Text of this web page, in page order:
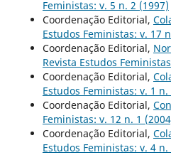
Feministas: v. 5 n. 2 (1997)
Coordenação Editorial,
Estudos Feministas: v. 17
Coordenação Editorial,
Revista Estudos
Coordenação Editorial,
Estudos Feministas: v. 1 n.
Coordenação Editorial,
Feministas: v. 12 n. 1
Coordenação Editorial,
Estudos Feministas: v. 4 n.